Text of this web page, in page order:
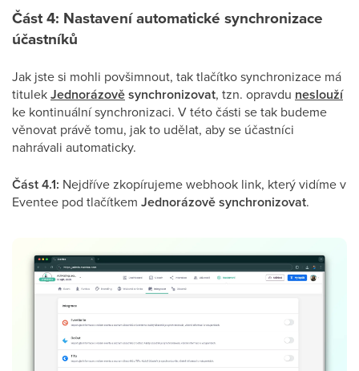
Část 4: Nastavení automatické synchronizace
účastníků
Jak jste si mohli povšimnout, tak tlačítko synchronizace má
titulekJednorázověsynchronizovat, tzn. opravdu neslouží
ke kontinuální synchronizaci. V této části se tak budeme
věnovat právě tomu, jak to udělat, aby se účastníci
nahrávali automaticky.
Část 4.1: Nejdříve zkopírujeme webhook link, který vidíme v
Eventee pod tlačítkem Jednorázově synchronizovat.